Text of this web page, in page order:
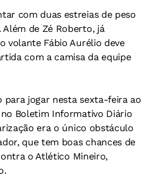
com duas estreias de peso
de Zé Roberto, já
volante Fábio Aurélio deve
com a camisa da equipe
para jogar nesta sexta-feira ao
Boletim Informativo Diário
era o único obstáculo
que tem boas chances de
o Atlético Mineiro,